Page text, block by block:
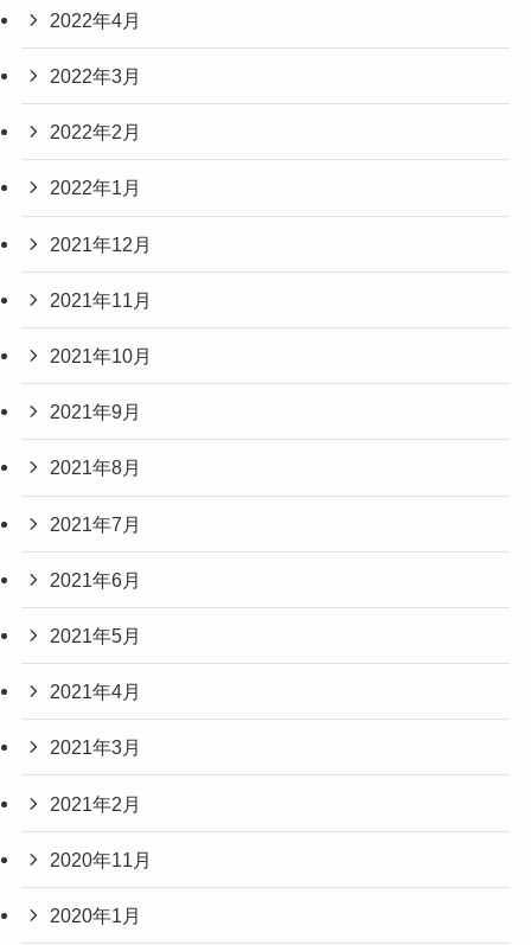
2022年4月
2022年3月
2022年2月
2022年1月
2021年12月
2021年11月
2021年10月
2021年9月
2021年8月
2021年7月
2021年6月
2021年5月
2021年4月
2021年3月
2021年2月
2020年11月
2020年1月